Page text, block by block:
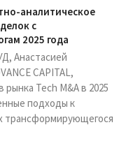
аналитическое
с
2025 года
Анастасией
CAPITAL,
Tech M&A в 2025
подходы к
трансформирующегося